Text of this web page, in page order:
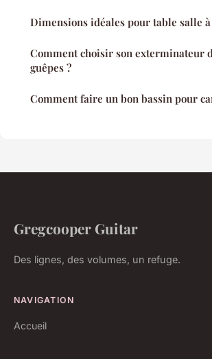
Dimensions idéales pour table salle
Comment choisir son exterminateur
guêpes ?
Comment faire un bon bassin pour
Gregcooper Guitar
Des lignes, des volumes, un refuge.
NAVIGATION
Accueil